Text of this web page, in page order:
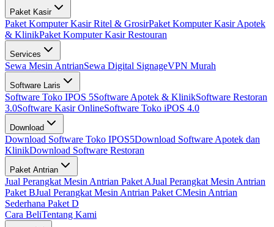
Paket Kasir
Paket Komputer Kasir Ritel & GrosirPaket Komputer Kasir Apotek
& KlinikPaket Komputer Kasir Restouran
Services
Sewa Mesin AntrianSewa Digital SignageVPN Murah
Software Laris
Software Toko IPOS 5Software Apotek & KlinikSoftware Restoran
3.0Software Kasir OnlineSoftware Toko iPOS 4.0
Download
Download Software Toko IPOS5Download Software Apotek dan
KlinikDownload Software Restoran
Paket Antrian
Jual Perangkat Mesin Antrian Paket AJual Perangkat Mesin Antrian
Paket BJual Perangkat Mesin Antrian Paket CMesin Antrian
Sederhana Paket D
Cara BeliTentang Kami